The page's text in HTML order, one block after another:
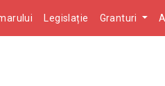
Legislație Granturi